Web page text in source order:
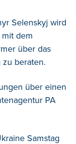
Selenskyj wird
dem
über das
beraten.
über einen
PA
Samstag